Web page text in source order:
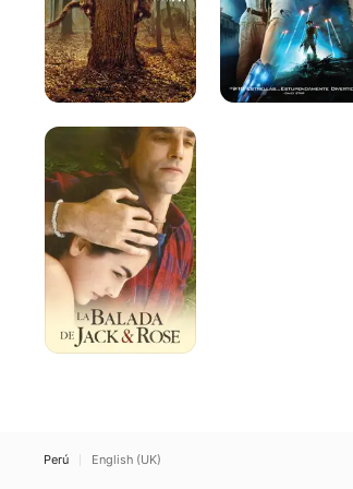
La
de
Jack
y
Rose
Perú English (UK)